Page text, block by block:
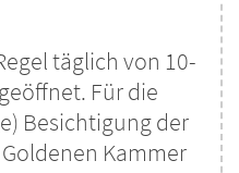
täglich von 10-
Für die
Besichtigung der
Kammer